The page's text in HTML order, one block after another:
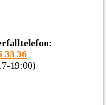
33 36
19:00)